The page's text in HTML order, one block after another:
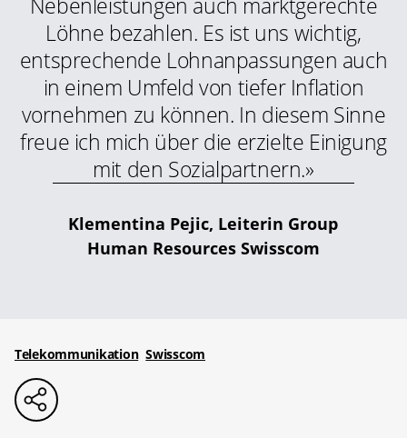
Löhne bezahlen. Es ist uns wichtig,
entsprechende Lohnanpassungen auch
in einem Umfeld von tiefer Inflation
vornehmen zu können. In diesem Sinne
freue ich mich über die erzielte Einigung
mit den Sozialpartnern.»
Klementina Pejic, Leiterin Group
Human Resources Swisscom
Telekommunikation Swisscom